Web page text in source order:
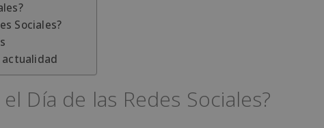
Sociales?
actualidad
Día de las Redes Sociales?